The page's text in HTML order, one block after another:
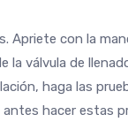
Apriete con la
la válvula de
haga las
hacer estas